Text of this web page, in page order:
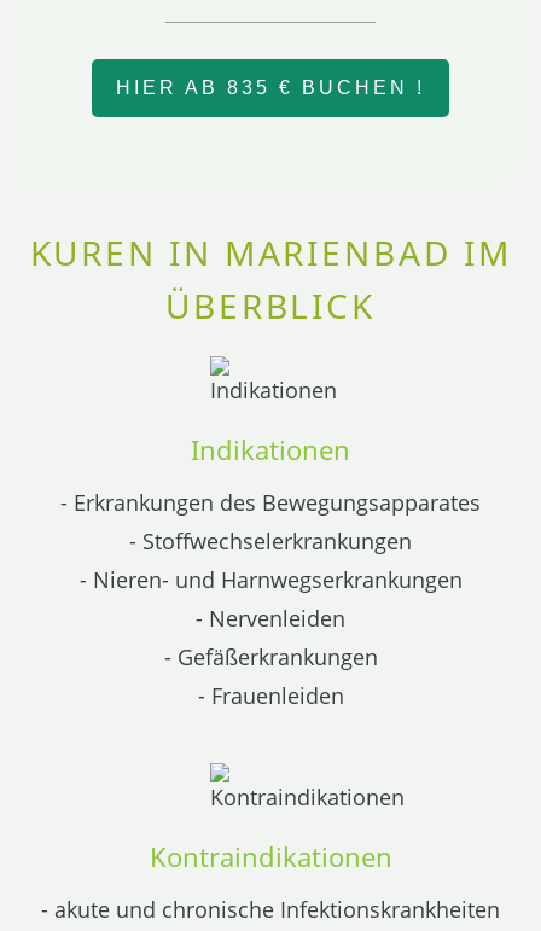
HIER AB 835 € BUCHEN !
KUREN IN MARIENBAD IM
ÜBERBLICK
Indikationen
- Erkrankungen des Bewegungsapparates
- Stoffwechselerkrankungen
- Nieren- und Harnwegserkrankungen
- Nervenleiden
- Gefäßerkrankungen
- Frauenleiden
Kontraindikationen
- akute und chronische Infektionskrankheiten